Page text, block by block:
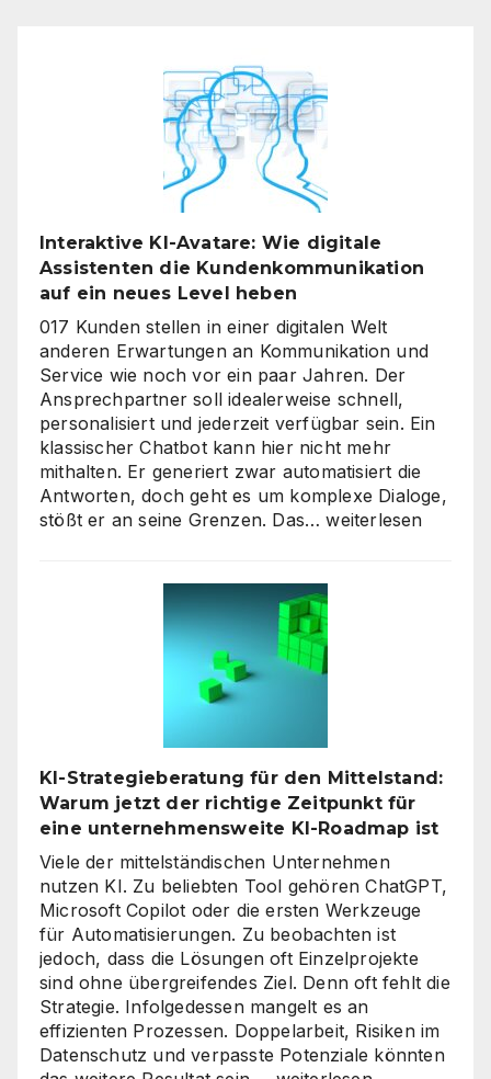
Interaktive KI-Avatare: Wie digitale
Assistenten die Kundenkommunikation
auf ein neues Level heben
017 Kunden stellen in einer digitalen Welt
anderen Erwartungen an Kommunikation und
Service wie noch vor ein paar Jahren. Der
Ansprechpartner soll idealerweise schnell,
personalisiert und jederzeit verfügbar sein. Ein
klassischer Chatbot kann hier nicht mehr
mithalten. Er generiert zwar automatisiert die
Antworten, doch geht es um komplexe Dialoge,
stößt er an seine Grenzen. Das…Interaktive
Wie
digitale
Assistenten
Level
heben
weiterlesen
KI-Strategieberatung für den Mittelstand:
Warum jetzt der richtige Zeitpunkt für
eine unternehmensweite KI-Roadmap ist
Viele der mittelständischen Unternehmen
nutzen KI. Zu beliebten Tool gehören ChatGPT,
Microsoft Copilot oder die ersten Werkzeuge
für Automatisierungen. Zu beobachten ist
jedoch, dass die Lösungen oft Einzelprojekte
sind ohne übergreifendes Ziel. Denn oft fehlt die
Strategie. Infolgedessen mangelt es an
effizienten Prozessen. Doppelarbeit, Risiken im
Datenschutz und verpasste Potenziale könnten